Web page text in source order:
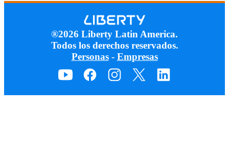
®2026 Liberty Latin America.
Todos los derechos reservados.
Personas- Empresas